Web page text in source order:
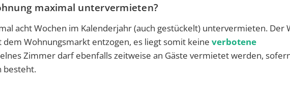
maximal untervermieten?
acht Wochen im Kalenderjahr (auch gestückelt) untervermieten. Der
Wohnungsmarkt entzogen, es liegt somit keine verbotene
Zimmer darf ebenfalls zeitweise an Gäste vermietet werden,
besteht.